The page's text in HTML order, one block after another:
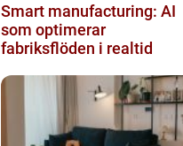
Smart manufacturing: AI
som optimerar
fabriksflöden i realtid